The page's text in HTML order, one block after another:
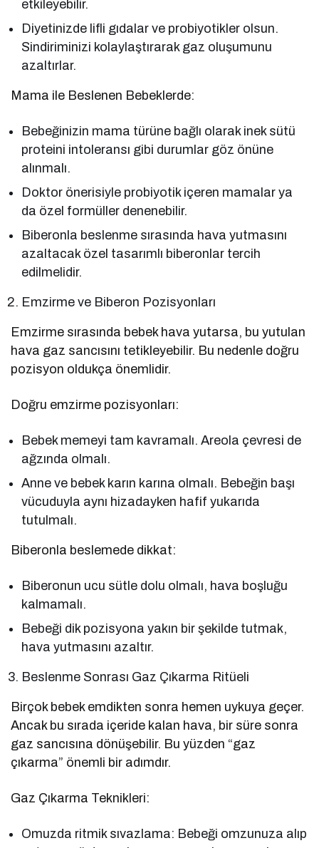
etkileyebilir.
Diyetinizde lifli gıdalar ve probiyotikler olsun.
Sindiriminizi kolaylaştırarak gaz oluşumunu
azaltırlar.
Mama ile Beslenen Bebeklerde:
Bebeğinizin mama türüne bağlı olarak inek sütü
proteini intoleransı gibi durumlar göz önüne
alınmalı.
Doktor önerisiyle probiyotik içeren mamalar ya
da özel formüller denenebilir.
Biberonla beslenme sırasında hava yutmasını
azaltacak özel tasarımlı biberonlar tercih
edilmelidir.
Emzirme ve Biberon Pozisyonları
Emzirme sırasında bebek hava yutarsa, bu yutulan
hava gaz sancısını tetikleyebilir. Bu nedenle doğru
pozisyon oldukça önemlidir.
Doğru emzirme pozisyonları:
Bebek memeyi tam kavramalı. Areola çevresi de
ağzında olmalı.
Anne ve bebek karın karına olmalı. Bebeğin başı
vücuduyla aynı hizadayken hafif yukarıda
tutulmalı.
Biberonla beslemede dikkat:
Biberonun ucu sütle dolu olmalı, hava boşluğu
kalmamalı.
Bebeği dik pozisyona yakın bir şekilde tutmak,
hava yutmasını azaltır.
Beslenme Sonrası Gaz Çıkarma Ritüeli
Birçok bebek emdikten sonra hemen uykuya geçer.
Ancak bu sırada içeride kalan hava, bir süre sonra
gaz sancısına dönüşebilir. Bu yüzden “gaz
çıkarma” önemli bir adımdır.
Gaz Çıkarma Teknikleri:
Omuzda ritmik sıvazlama: Bebeği omzunuza alıp